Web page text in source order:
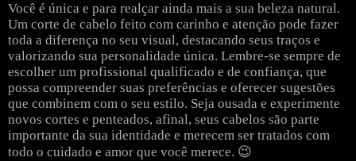
Você é única e para realçar ainda mais a sua beleza natural.
Um corte de cabelo feito com carinho e atenção pode fazer
toda a diferença no seu visual, destacando seus traços e
valorizando sua personalidade única. Lembre-se sempre de
escolher um profissional qualificado e de confiança, que
possa compreender suas preferências e oferecer sugestões
que combinem com o seu estilo. Seja ousada e experimente
novos cortes e penteados, afinal, seus cabelos são parte
importante da sua identidade e merecem ser tratados com
todo o cuidado e amor que você merece. 😉